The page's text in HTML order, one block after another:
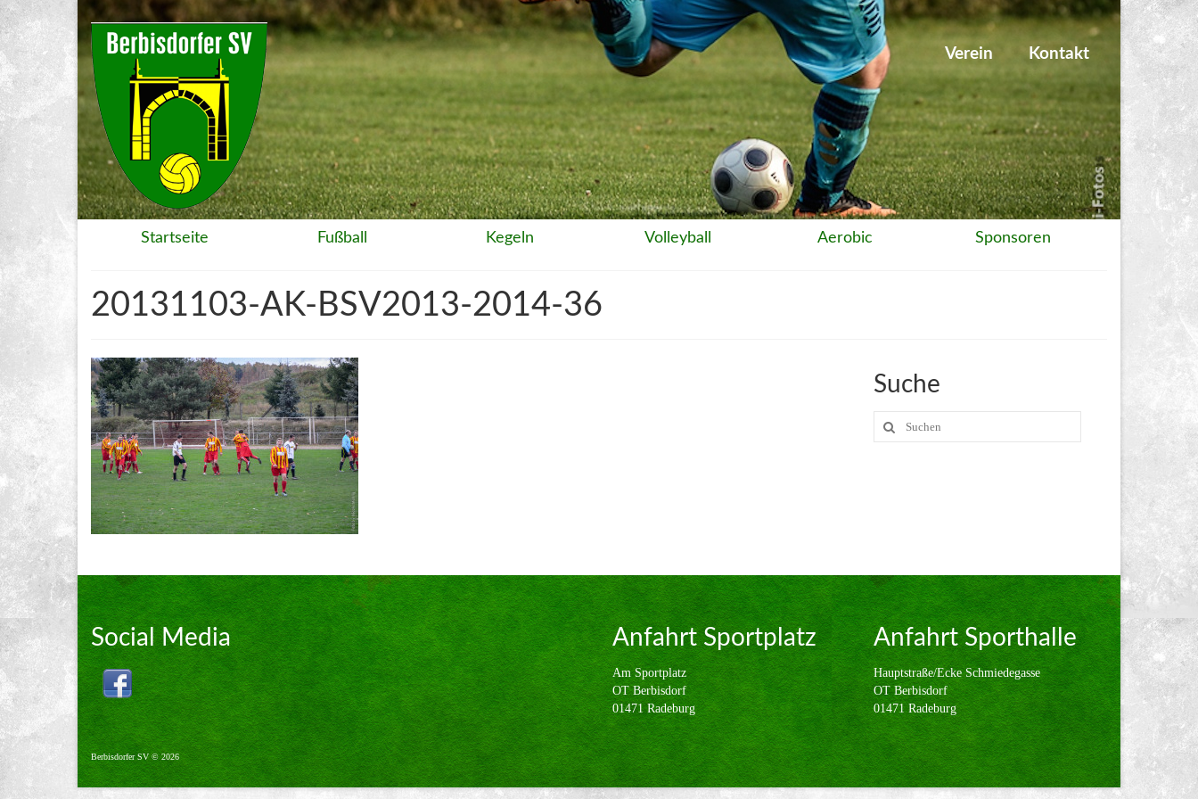
Verein Kontakt
Startseite Fußball Kegeln Volleyball Aerobic Sponsoren
20131103-AK-BSV2013-2014-36
Suche
Suche
nach:
Social Media Anfahrt Sportplatz
Am Sportplatz
OT Berbisdorf
01471 Radeburg
Anfahrt Sporthalle
Hauptstraße/Ecke Schmiedegasse
OT Berbisdorf
01471 Radeburg
Berbisdorfer SV © 2026